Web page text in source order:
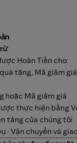
Hoàn Tiền cho:
tặng, Mã giảm
hoặc Mã giảm giá
thực hiện bằng
tảng của chúng tôi
· Vận chuyển và